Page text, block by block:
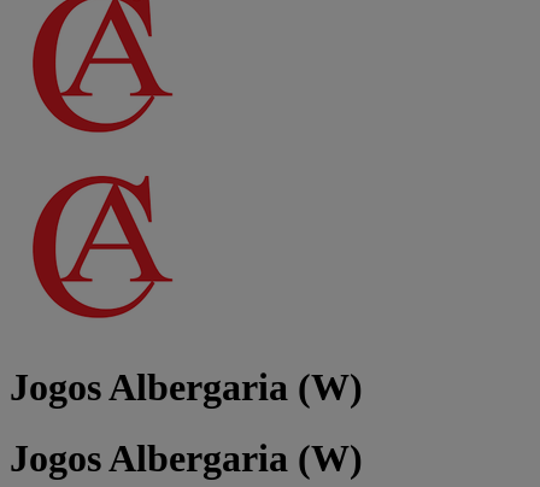
Jogos Albergaria (W)
Jogos Albergaria (W)